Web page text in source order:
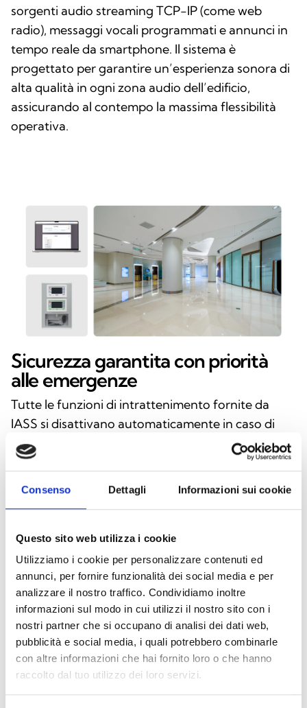
Consenso Dettagli Informazioni sui cookie
Questo sito web utilizza i cookie
Utilizziamo i cookie per personalizzare contenuti ed
annunci, per fornire funzionalità dei social media e per
analizzare il nostro traffico. Condividiamo inoltre
informazioni sul modo in cui utilizzi il nostro sito con i
nostri partner che si occupano di analisi dei dati web,
pubblicità e social media, i quali potrebbero combinarle
con altre informazioni che hai fornito loro o che hanno
raccolto dal tuo utilizzo dei loro servizi.
sorgenti audio streaming TCP-IP (come web
radio), messaggi vocali programmati e annunci in
tempo reale da smartphone. Il sistema è
progettato per garantire un’esperienza sonora di
alta qualità in ogni zona audio dell’edificio,
assicurando al contempo la massima flessibilità
operativa.
Sicurezza garantita con priorità
alle emergenze
Tutte le funzioni di intrattenimento fornite da
IASS si disattivano automaticamente in caso di
emergenza, per dare totale priorità alle funzioni di
evacuazione vocale previste dal sistema
numero illimitato di utenti, ciascuno con i propri
dedicata. Ideale per ambienti commerciali, hotel,
uffici e strutture pubbliche, il sistema consente di
regolare volumi, equalizzazioni, sorgenti e
messaggi audio, offrendo un controllo totale delle
zone sonore senza compromettere la sicurezza.
Con Inim Audio System Server, entertainment e
protezione convivono in un’unica soluzione
affidabile e innovativa.